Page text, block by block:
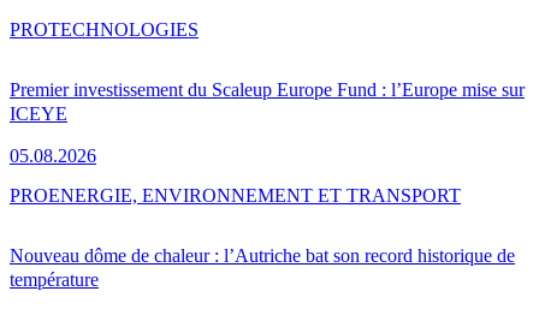
Premier investissement du Scaleup Europe Fund : l’Europe mise sur
ICEYE
05.08.2026
PROTECHNOLOGIES
Nouveau dôme de chaleur : l’Autriche bat son record historique de
température
PROENERGIE, ENVIRONNEMENT ET TRANSPORT